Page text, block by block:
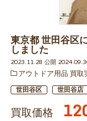
東京都 世田谷区
しました
2023.11.28 公開
アウトドア用品 買取
世田谷区 世田谷店
買取価格